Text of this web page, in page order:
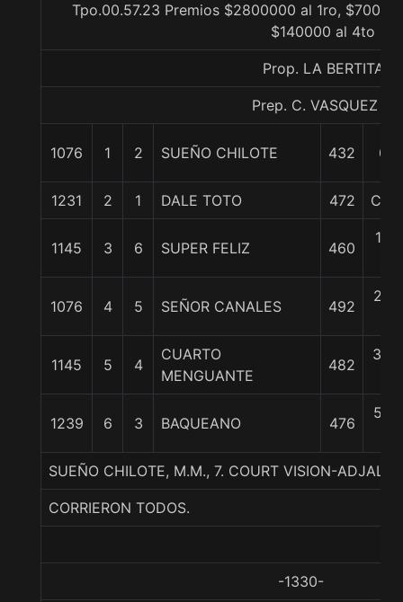
Tpo.00.57.23 Premios $2800000 al 1ro,
$140000 al 4to
Prop. LA BERTITA
Prep. C. VASQUEZ P.
1076 1 2 SUEÑO CHILOTE 432 0/0
1231 2 1 DALE TOTO 472
1145 3 6 SUPER FELIZ 460
1 1/
1076 4 5 SEÑOR CANALES 492
2 1/
1145 5 4
CUARTO
MENGUANTE
482
3 3/
1239 6 3 BAQUEANO 476
5 1/
SUEÑO CHILOTE, M.M., 7. COURT VISION-
CORRIERON TODOS.
-1330-